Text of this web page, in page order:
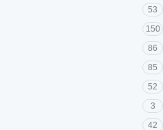
53
150
86
85
52
3
42